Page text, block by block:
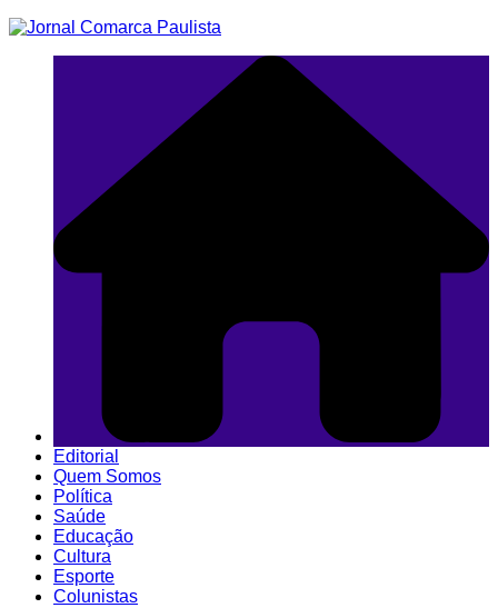
Ir
Editorial
Quem Somos
Política
Saúde
Educação
Cultura
Esporte
Colunistas